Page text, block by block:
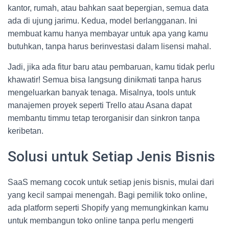
kantor, rumah, atau bahkan saat bepergian, semua data
ada di ujung jarimu. Kedua, model berlangganan. Ini
membuat kamu hanya membayar untuk apa yang kamu
butuhkan, tanpa harus berinvestasi dalam lisensi mahal.
Jadi, jika ada fitur baru atau pembaruan, kamu tidak perlu
khawatir! Semua bisa langsung dinikmati tanpa harus
mengeluarkan banyak tenaga. Misalnya, tools untuk
manajemen proyek seperti Trello atau Asana dapat
membantu timmu tetap terorganisir dan sinkron tanpa
keribetan.
Solusi untuk Setiap Jenis Bisnis
SaaS memang cocok untuk setiap jenis bisnis, mulai dari
yang kecil sampai menengah. Bagi pemilik toko online,
ada platform seperti Shopify yang memungkinkan kamu
untuk membangun toko online tanpa perlu mengerti